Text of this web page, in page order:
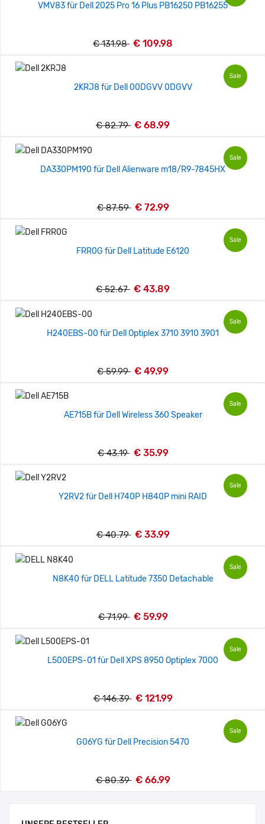
VMV83 für Dell 2025 Pro 16 Plus PB16250 PB16255
€ 131.98 € 109.98
Sale
2KRJ8 für Dell 00DGVV 0DGVV
€ 82.79 € 68.99
Sale
DA330PM190 für Dell Alienware m18/R9-7845HX
€ 87.59 € 72.99
Sale
FRR0G für Dell Latitude E6120
€ 52.67 € 43.89
Sale
H240EBS-00 für Dell Optiplex 3710 3910 3901
€ 59.99 € 49.99
Sale
AE715B für Dell Wireless 360 Speaker
€ 43.19 € 35.99
Sale
Y2RV2 für Dell H740P H840P mini RAID
€ 40.79 € 33.99
Sale
N8K40 für DELL Latitude 7350 Detachable
€ 71.99 € 59.99
Sale
L500EPS-01 für Dell XPS 8950 Optiplex 7000
€ 146.39 € 121.99
Sale
G06YG für Dell Precision 5470
€ 80.39 € 66.99